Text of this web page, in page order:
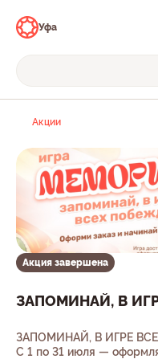
Уфа
Акции
Акция завершена
ЗАПОМИНАЙ, В
ЗАПОМИНАЙ, В ИГРЕ
С 1 по 31 июля —